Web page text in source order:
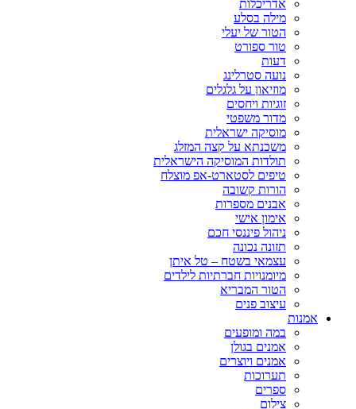
אדריכלות
מילה בסלע
הטור של יעלי
טור ספורט
דעות
נועה סטרלינג
מוזיאון על גלגלים
זוגיות ויחסים
מדור משפטי
מוסיקה ישראלית
משכנתא על קצה המזלג
תולדות המוסיקה הישראלית
טיפים לסטארט-אפ מוצלח
הורות קשובה
אבנים מספרות
אימון אישי
ניהול פיננסי חכם
תזונה נכונה
עצמאי בשטח – טל איתן
מיומנויות חברתיות לילדים
הטור המבריא
עיצוב פנים
אמנות
במה ומופעים
אמנים בגולן
אמנים ויוצרים
תערוכות
ספרים
צילום